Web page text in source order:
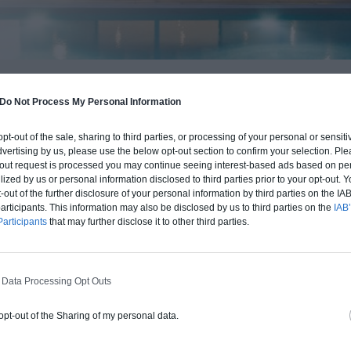
Do Not Process My Personal Information
out of the sale, sharing to third parties, or processing of your personal or
by us, please use the below opt-out section to confirm your selection.
request is processed you may continue seeing interest-based ads based on
by us or personal information disclosed to third parties prior to your opt-out.
of the further disclosure of your personal information by third parties on the
This information may also be disclosed by us to third parties on the
that may further disclose it to other third parties.
Processing Opt Outs
opt-out of the Sharing of my personal data.
BUDGET ET PROCÉDÉ
type de livraison souhaité : auto-construction, clos
d'air) ou clé en main.
Auto-construction Clos couvert Clé en main
Construction ossature bois
normes standards. Construction en